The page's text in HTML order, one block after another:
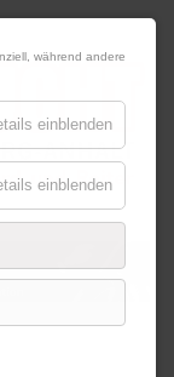
während andere
einblenden
einblenden